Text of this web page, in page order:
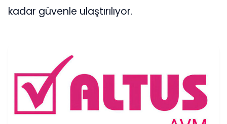
kadar güvenle ulaştırılıyor.